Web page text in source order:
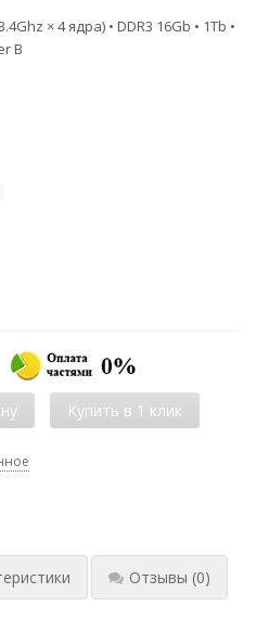
× 4 ядра) • DDR3 16Gb • 1Tb •
B
Отзывы (0)